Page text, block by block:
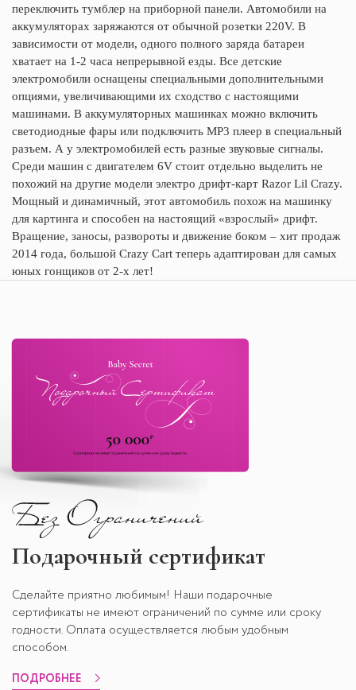
переключить тумблер на приборной панели. Автомобили на
аккумуляторах заряжаются от обычной розетки 220V. В
зависимости от модели, одного полного заряда батареи
хватает на 1-2 часа непрерывной езды. Все детские
электромобили оснащены специальными дополнительными
опциями, увеличивающими их сходство с настоящими
машинами. В аккумуляторных машинках можно включить
светодиодные фары или подключить MP3 плеер в специальный
разъем. А у электромобилей есть разные звуковые сигналы.
Среди машин с двигателем 6V стоит отдельно выделить не
похожий на другие модели электро дрифт-карт Razor Lil Crazy.
Мощный и динамичный, этот автомобиль похож на машинку
для картинга и способен на настоящий «взрослый» дрифт.
Вращение, заносы, развороты и движение боком – хит продаж
2014 года, большой Crazy Cart теперь адаптирован для самых
юных гонщиков от 2-х лет!
Подарочный сертификат
Сделайте приятно любимым! Наши подарочные
сертификаты не имеют ограничений по сумме или сроку
годности. Оплата осуществляется любым удобным
способом.
ПОДРОБНЕЕ